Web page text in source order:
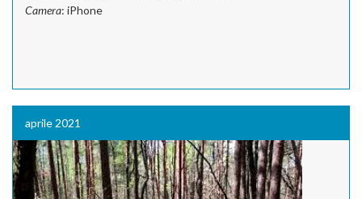
Camera: iPhone
aprile 2021